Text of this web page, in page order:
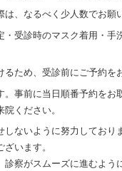
、なるべく少人数でお願
・受診時のマスク着用・手
ため、受診前にご予約を
。事前に当日順番予約をお
ください。
しないように努力しており
います。
診察がスムーズに進むよう